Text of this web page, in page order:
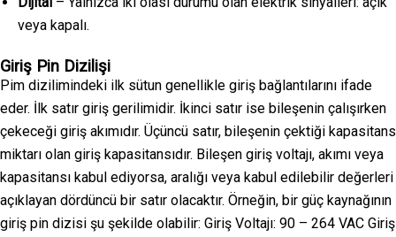
veya kapalı.
Giriş Pin Dizilişi
Pim dizilimindeki ilk sütun genellikle giriş bağlantılarını ifade
eder. İlk satır giriş gerilimidir. İkinci satır ise bileşenin çalışırken
çekeceği giriş akımıdır. Üçüncü satır, bileşenin çektiği kapasitans
miktarı olan giriş kapasitansıdır. Bileşen giriş voltajı, akımı veya
kapasitansı kabul ediyorsa, aralığı veya kabul edilebilir değerleri
açıklayan dördüncü bir satır olacaktır. Örneğin, bir güç kaynağının
giriş pin dizisi şu şekilde olabilir: Giriş Voltajı: 90 – 264 VAC Giriş